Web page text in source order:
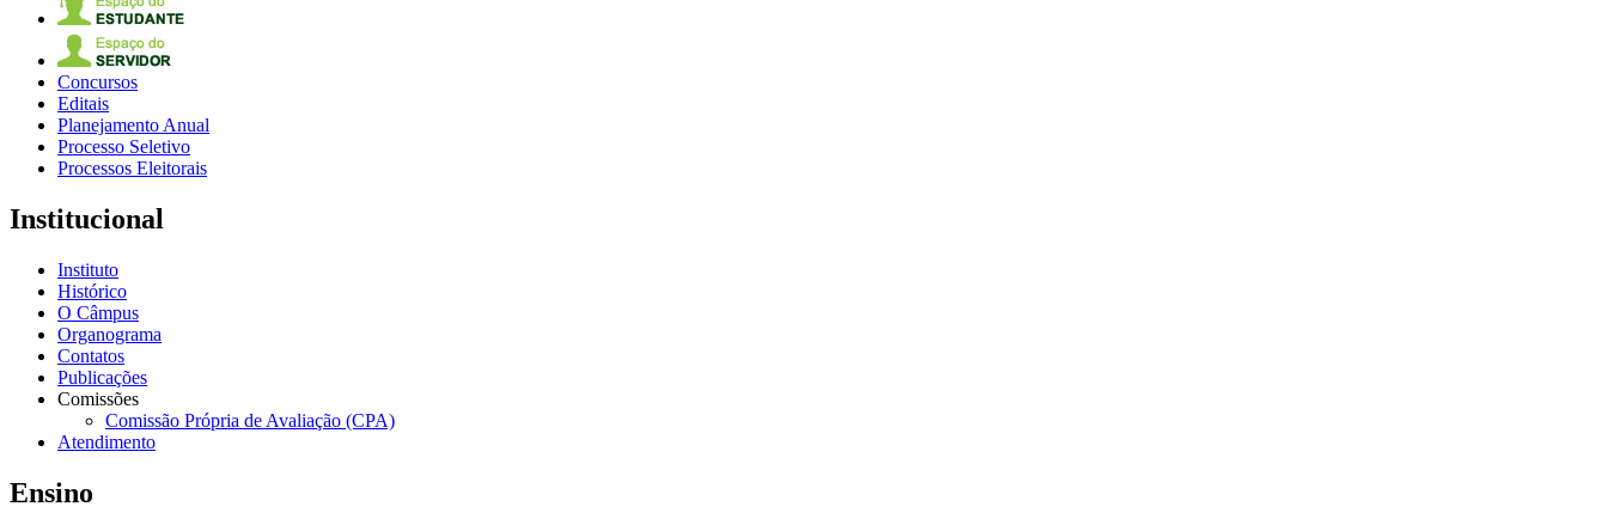
Concursos
Editais
Planejamento Anual
Processo Seletivo
Processos Eleitorais
Institucional
Instituto
Histórico
O Câmpus
Organograma
Contatos
Publicações
Comissões
Comissão Própria de Avaliação (CPA)
Atendimento
Ensino